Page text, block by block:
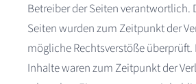
Betreiber der Seiten verantwortlich.
Seiten wurden zum Zeitpunkt der
mögliche Rechtsverstöße
Inhalte waren zum Zeitpunkt der